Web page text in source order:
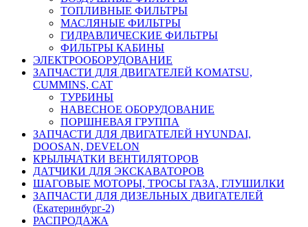
ТОПЛИВНЫЕ ФИЛЬТРЫ
МАСЛЯНЫЕ ФИЛЬТРЫ
ГИДРАВЛИЧЕСКИЕ ФИЛЬТРЫ
ФИЛЬТРЫ КАБИНЫ
ЭЛЕКТРООБОРУДОВАНИЕ
ЗАПЧАСТИ ДЛЯ ДВИГАТЕЛЕЙ KOMATSU,
CUMMINS, CAT
ТУРБИНЫ
НАВЕСНОЕ ОБОРУДОВАНИЕ
ПОРШНЕВАЯ ГРУППА
ЗАПЧАСТИ ДЛЯ ДВИГАТЕЛЕЙ HYUNDAI,
DOOSAN, DEVELON
КРЫЛЬЧАТКИ ВЕНТИЛЯТОРОВ
ДАТЧИКИ ДЛЯ ЭКСКАВАТОРОВ
ШАГОВЫЕ МОТОРЫ, ТРОСЫ ГАЗА, ГЛУШИЛКИ
ЗАПЧАСТИ ДЛЯ ДИЗЕЛЬНЫХ ДВИГАТЕЛЕЙ
(Екатеринбург-2)
РАСПРОДАЖА